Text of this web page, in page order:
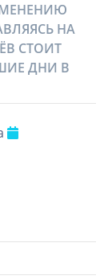
НА
СТОИТ
ДНИ В